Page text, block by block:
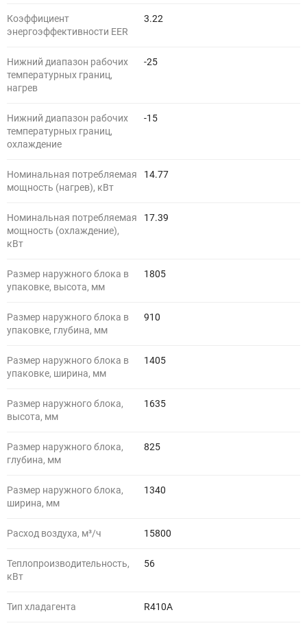
Коэффициент
энергоэффективности EER
3.22
Нижний диапазон рабочих
температурных границ,
нагрев
-25
Нижний диапазон рабочих
температурных границ,
охлаждение
-15
Номинальная потребляемая
мощность (нагрев), кВт
14.77
Номинальная потребляемая
мощность (охлаждение),
кВт
17.39
Размер наружного блока в
упаковке, высота, мм
1805
Размер наружного блока в
упаковке, глубина, мм
910
Размер наружного блока в
упаковке, ширина, мм
1405
Размер наружного блока,
высота, мм
1635
Размер наружного блока,
глубина, мм
825
Размер наружного блока,
ширина, мм
1340
Расход воздуха, м³/ч 15800
Теплопроизводительность,
кВт
56
Тип хладагента R410A